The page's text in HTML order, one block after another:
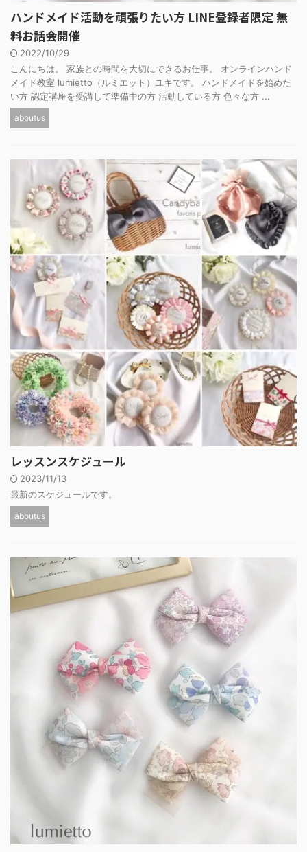
ハンドメイド活動を頑張りたい方 LINE登録者限定 無
料お話会開催
2022/10/29
こんにちは。 家族との時間を大切にできるお仕事。 オンラインハンド
メイド教室 lumietto（ルミエット）ユキです。 ハンドメイドを始めた
い方 認定講座を受講して準備中の方 活動している方 色々な方 ...
aboutus
レッスンスケジュール
2023/11/13
最新のスケジュールです。
aboutus